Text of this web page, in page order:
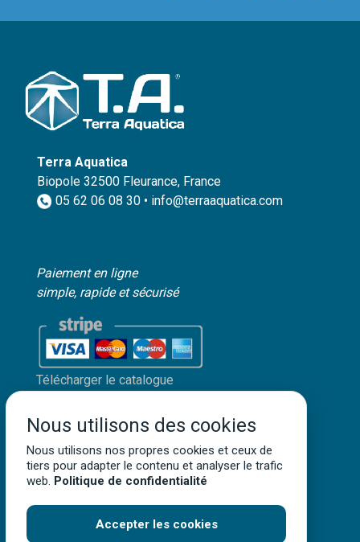
Terra Aquatica
Biopole 32500 Fleurance, France
05 62 06 08 30 • info@terraaquatica.com
Paiement en ligne
simple, rapide et sécurisé
Télécharger le catalogue
Mentions légales
Politique de confidentialité
Conditions générales de vente
Nous utilisons des cookies
Nous utilisons nos propres cookies et ceux de
tiers pour adapter le contenu et analyser le trafic
web. Politique de confidentialité
Accepter les cookies